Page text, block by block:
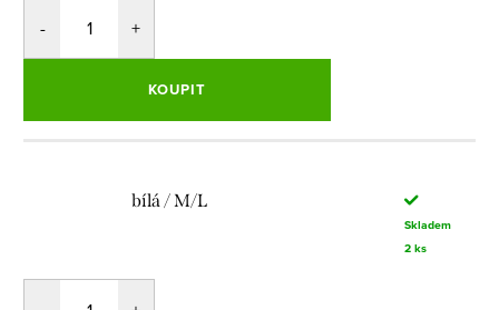
KOUPIT
bílá / M/L
Skladem
2 ks